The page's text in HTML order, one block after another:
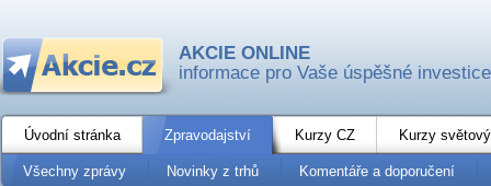
AKCIE ONLINE
informace pro Vaše úspěšné investice
Úvodní stránka Zpravodajství Kurzy CZ Kurzy
Všechny zprávy Novinky z trhů Komentáře a doporučení